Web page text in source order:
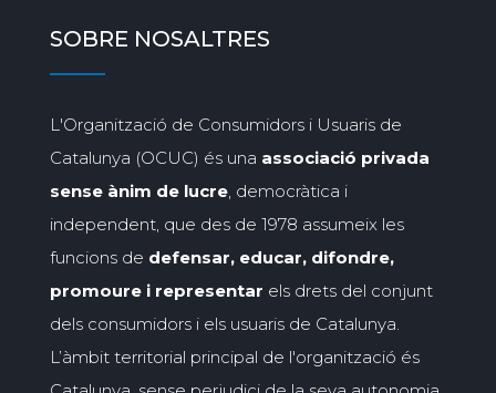
SOBRE NOSALTRES
L'Organització de Consumidors i Usuaris de
Catalunya (OCUC) és una associació privada
sense ànim de lucre, democràtica i
independent, que des de 1978 assumeix les
funcions de defensar, educar, difondre,
promoure i representar els drets del conjunt
dels consumidors i els usuaris de Catalunya.
L’àmbit territorial principal de l'organització és